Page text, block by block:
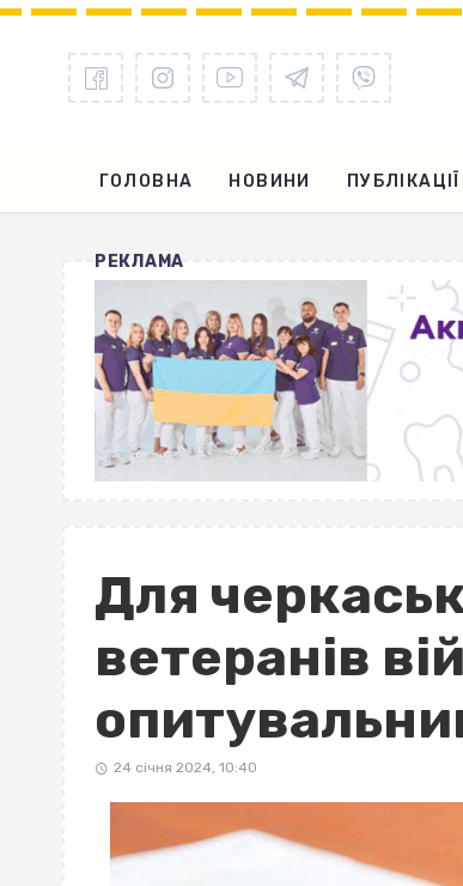
ГОЛОВНА НОВИНИ ПУБЛІКАЦІЇ
РЕКЛАМА
Для
ветеранів
24 січня 2024, 10:40